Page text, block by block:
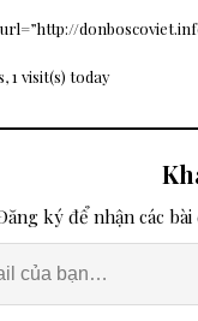
1 visit(s) today
ký để nhận các